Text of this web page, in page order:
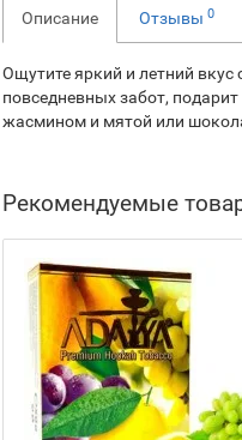
Описание Отзывы 0
Ощутите яркий и летний вкус
повседневных забот,
жасмином и мятой или
Рекомендуемые